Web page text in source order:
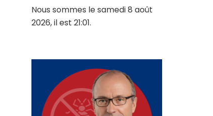
Nous sommes le samedi 8 août
2026, il est 21:01.